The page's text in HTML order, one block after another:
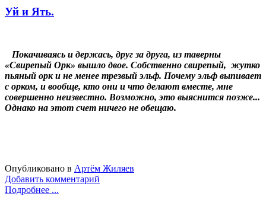
Уй и Ять.
Покачиваясь и держась, друг за друга, из таверны
«Свирепый Орк» вышло двое. Собственно свирепый, жутко
пьяный орк и не менее трезвый эльф. Почему эльф выпивает
с орком, и вообще, кто они и что делают вместе, мне
совершенно неизвестно. Возможно, это выяснится позже...
Однако на этот счет ничего не обещаю.
Опубликовано в Артём Жиляев
Добавить комментарий
Подробнее ...